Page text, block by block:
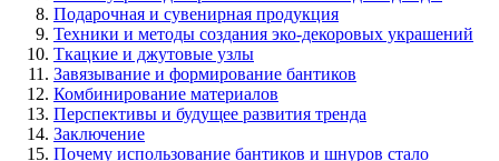
Подарочная и сувенирная продукция
Техники и методы создания эко-декоровых украшений
Ткацкие и джутовые узлы
Завязывание и формирование бантиков
Комбинирование материалов
Перспективы и будущее развития тренда
Заключение
Почему использование бантиков и шнуров стало